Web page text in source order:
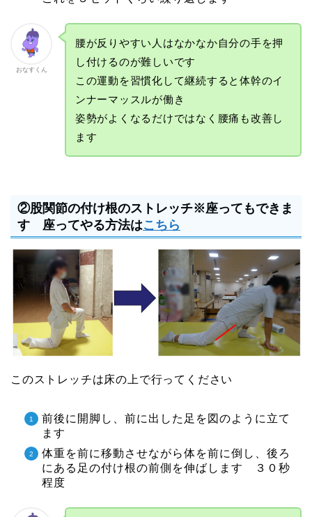
おなすくん
腰が反りやすい人はなかなか自分の手を押
し付けるのが難しいです
この運動を習慣化して継続すると体幹のイ
ンナーマッスルが働き
姿勢がよくなるだけではなく腰痛も改善し
ます
②股関節の付け根のストレッチ※座ってもできま
す 座ってやる方法はこちら
このストレッチは床の上で行ってください
前後に開脚し、前に出した足を図のように立て
ます
体重を前に移動させながら体を前に倒し、後ろ
にある足の付け根の前側を伸ばします ３０秒
程度